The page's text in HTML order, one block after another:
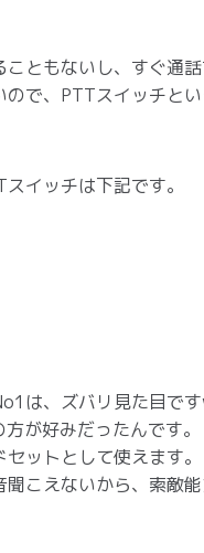
ともないし、すぐ通話
で、PTTスイッチと
イッチは下記です。
は、ズバリ見た目で
が好みだったんです。
ットとして使えます。
こえないから、索敵